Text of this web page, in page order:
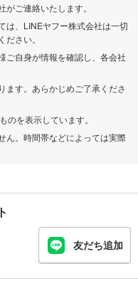
ご連絡いたします。
は、LINEヤフー株式会社は一切
さい。
ご自身が情報を確認し、各会社
ます。あらかじめご了承くださ
のを表示しています。
ん。時間帯などによっては実際
友だち追加